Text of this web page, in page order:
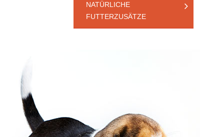
NATÜRLICHE
FUTTERZUSÄTZE